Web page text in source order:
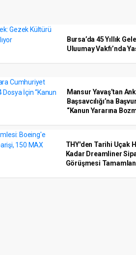
Bursa’da 45 Yıllık
Uluumay Vakfı’nda
Mansur Yavaş’tan
Başsavcılığı’na
“Kanun Yararına
THY'den Tarihi Uçak
Kadar Dreamliner
Görüşmesi